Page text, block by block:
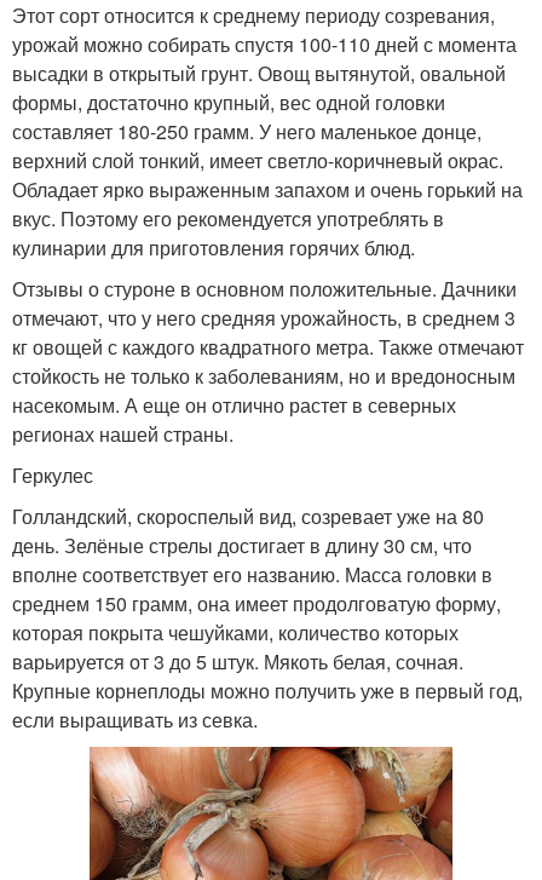
Этот сорт относится к среднему периоду созревания,
урожай можно собирать спустя 100-110 дней с момента
высадки в открытый грунт. Овощ вытянутой, овальной
формы, достаточно крупный, вес одной головки
составляет 180-250 грамм. У него маленькое донце,
верхний слой тонкий, имеет светло-коричневый окрас.
Обладает ярко выраженным запахом и очень горький на
вкус. Поэтому его рекомендуется употреблять в
кулинарии для приготовления горячих блюд.
Отзывы о стуроне в основном положительные. Дачники
отмечают, что у него средняя урожайность, в среднем 3
кг овощей с каждого квадратного метра. Также отмечают
стойкость не только к заболеваниям, но и вредоносным
насекомым. А еще он отлично растет в северных
регионах нашей страны.
Геркулес
Голландский, скороспелый вид, созревает уже на 80
день. Зелёные стрелы достигает в длину 30 см, что
вполне соответствует его названию. Масса головки в
среднем 150 грамм, она имеет продолговатую форму,
которая покрыта чешуйками, количество которых
варьируется от 3 до 5 штук. Мякоть белая, сочная.
Крупные корнеплоды можно получить уже в первый год,
если выращивать из севка.